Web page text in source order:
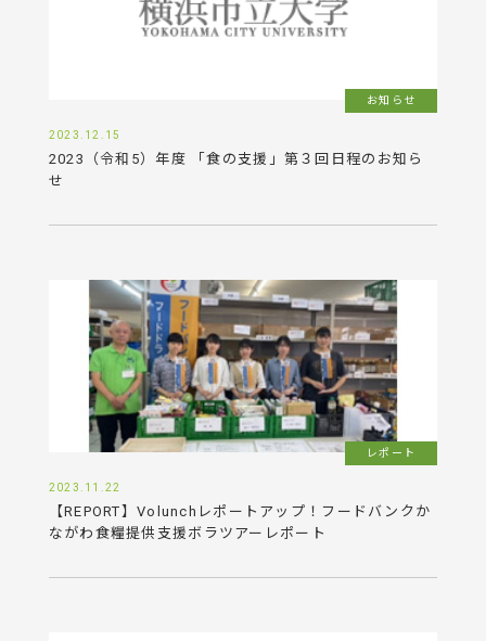
お知らせ
2023.12.15
2023（令和5）年度 「食の支援」第３回日程のお知ら
せ
レポート
2023.11.22
【REPORT】Volunchレポートアップ！フードバンクか
ながわ食糧提供支援ボラツアーレポート